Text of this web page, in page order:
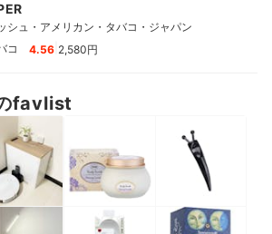
シュ・アメリカン・タバコ・ジャパン
コ
4.56 2,580円
favlist